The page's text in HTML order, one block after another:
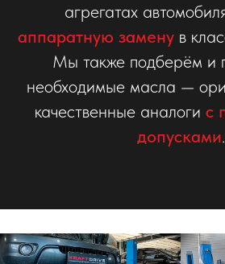
агрегатах
аппаратную заменув
Мы также подберём и
необходимые масла —
качественные аналоги с
допусками.